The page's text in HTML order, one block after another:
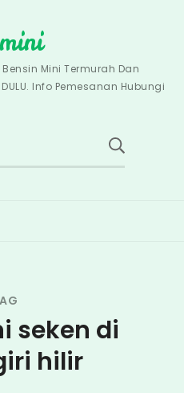
Mini Termurah Dan
Info Pemesanan Hubungi
seken di
hilir